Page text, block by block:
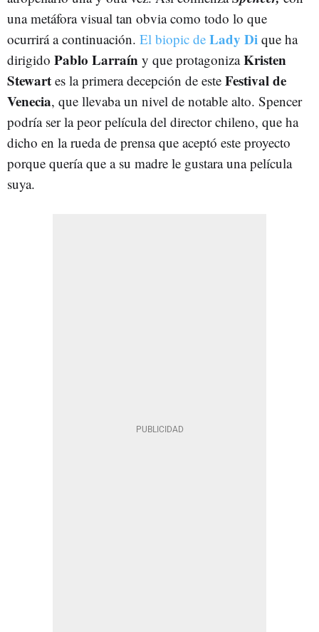
una metáfora visual tan obvia como todo lo que
ocurrirá a continuación. El biopic de Lady Di que ha
dirigido Pablo Larraín y que protagonizaKristen
Stewart es la primera decepción de este Festival de
Venecia, que llevaba un nivel de notable alto. Spencer
podría ser la peor película del director chileno, que ha
dicho en la rueda de prensa que aceptó este proyecto
porque quería que a su madre le gustara una película
suya.